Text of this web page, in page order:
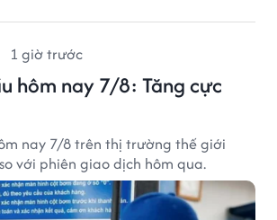
1 giờ trước
hôm nay 7/8: Tăng cực
nay 7/8 trên thị trường thế giới
với phiên giao dịch hôm qua.